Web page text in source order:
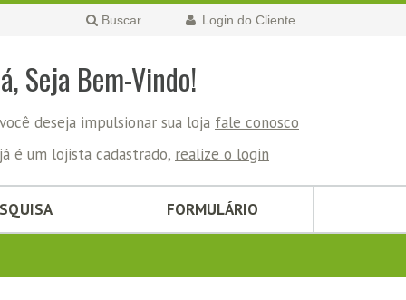
Buscar Login do Cliente
Seja Bem-Vindo!
deseja impulsionar sua loja fale conosco
é um lojista cadastrado, realize o login
FORMULÁRIO